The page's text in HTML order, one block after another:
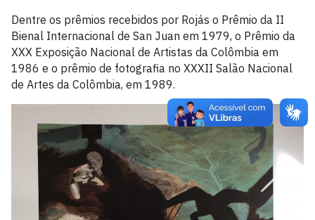
Dentre os prêmios recebidos por Rojás o Prêmio da II
Bienal Internacional de San Juan em 1979, o Prêmio da
XXX Exposição Nacional de Artistas da Colômbia em
1986 e o prêmio de fotografia no XXXII Salão Nacional
de Artes da Colômbia, em 1989.